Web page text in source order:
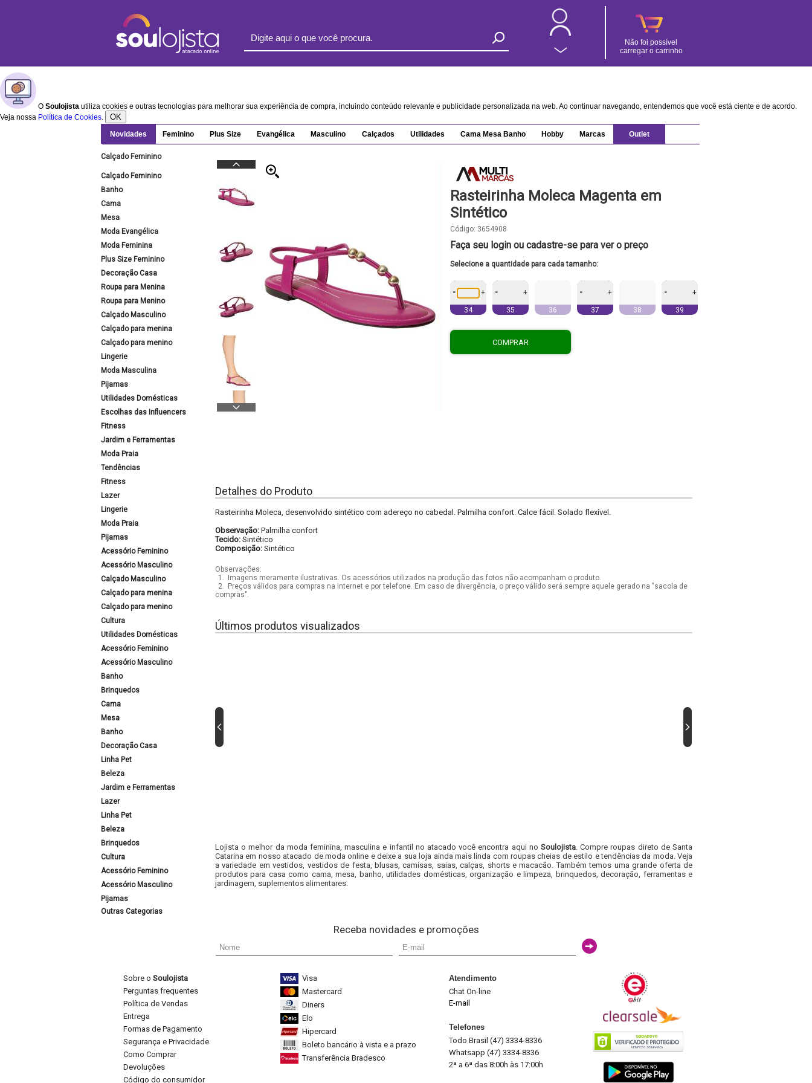
Não foi possível
carregar o carrinho
O Soulojista utiliza cookies e outras tecnologias para melhorar sua experiência de compra, incluindo conteúdo relevante e publicidade personalizada na web. Ao continuar navegando, entendemos que você está ciente e de acordo.
Veja nossa Política de Cookies. OK
Novidades Feminino Plus Size Evangélica Masculino Calçados Utilidades Cama Mesa Banho Hobby Marcas Outlet
Calçado Feminino
Calçado Feminino
Banho
Cama
Mesa
Moda Evangélica
Moda Feminina
Plus Size Feminino
Decoração Casa
Roupa para Menina
Roupa para Menino
Calçado Masculino
Calçado para menina
Calçado para menino
Lingerie
Moda Masculina
Pijamas
Utilidades Domésticas
Escolhas das Influencers
Fitness
Jardim e Ferramentas
Moda Praia
Tendências
Fitness
Lazer
Lingerie
Moda Praia
Pijamas
Acessório Feminino
Acessório Masculino
Calçado Masculino
Calçado para menina
Calçado para menino
Cultura
Utilidades Domésticas
Acessório Feminino
Acessório Masculino
Banho
Brinquedos
Cama
Mesa
Banho
Decoração Casa
Linha Pet
Beleza
Jardim e Ferramentas
Lazer
Linha Pet
Beleza
Brinquedos
Cultura
Acessório Feminino
Acessório Masculino
Pijamas
Outras Categorias
Rasteirinha Moleca Magenta em
Sintético
Código: 3654908
Faça seu login ou cadastre-se para ver o preço
Selecione a quantidade para cada tamanho:
- +
34
- +
35 36
- +
37 38
- +
39
COMPRAR
Detalhes do Produto
Rasteirinha Moleca, desenvolvido sintético com adereço no cabedal. Palmilha confort. Calce fácil. Solado flexível.
Observação: Palmilha confort
Tecido: Sintético
Composição: Sintético
Observações:
1.
Imagens meramente ilustrativas. Os acessórios utilizados na produção das fotos não acompanham o produto.
2.
Preços válidos para compras na internet e por telefone. Em caso de divergência, o preço válido será sempre aquele gerado na "sacola de
compras".
Últimos produtos visualizados
Lojista o melhor da moda feminina, masculina e infantil no atacado você encontra aqui no Soulojista. Compre roupas direto de Santa
Catarina em nosso atacado de moda online e deixe a sua loja ainda mais linda com roupas cheias de estilo e tendências da moda. Veja
a variedade em vestidos, vestidos de festa, blusas, camisas, saias, calças, shorts e macacão. Também temos uma grande oferta de
produtos para casa como cama, mesa, banho, utilidades domésticas, organização e limpeza, brinquedos, decoração, ferramentas e
jardinagem, suplementos alimentares.
Receba novidades e promoções
Sobre o Soulojista
Perguntas frequentes
Política de Vendas
Entrega
Formas de Pagamento
Segurança e Privacidade
Como Comprar
Devoluções
Código do consumidor
Visa
Mastercard
Diners
Elo
Hipercard
Boleto bancário à vista e a prazo
Transferência Bradesco
Atendimento
Chat On-line
E-mail
Telefones
Todo Brasil (47) 3334-8336
Whatsapp (47) 3334-8336
2ª a 6ª das 8:00h às 17:00h